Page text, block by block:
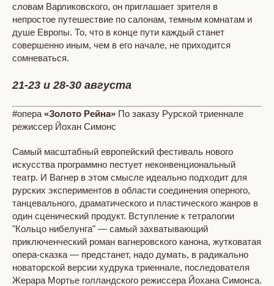
словам Варликовского, он приглашает зрителя в
непростое путешествие по салонам, темным комнатам и
душе Европы. То, что в конце пути каждый станет
совершенно иным, чем в его начале, не приходится
сомневаться.
21-23 и 28-30 августа
#опера «Золото Рейна» По заказу Рурской триеннале
режиссер Йохан Симонс
Самый масштабный европейский фестиваль нового
искусства программно пестует неконвенциональный
театр. И Вагнер в этом смысле идеально подходит для
рурских экспериментов в области соединения оперного,
танцевального, драматического и пластического жанров в
один сценический продукт. Вступление к тетралогии
"Кольцо нибелунга" — самый захватывающий
приключенческий роман вагнеровского канона, жутковатая
опера-сказка — предстанет, надо думать, в радикально
новаторской версии худрука триеннале, последователя
Жерара Мортье голландского режиссера Йохана Симонса.